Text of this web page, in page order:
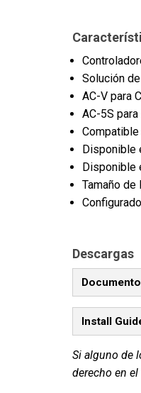
Solución
AC-V para
AC-5S
Disponible
Disponible
Tamaño de
Descargas
Install
Si alguno de
derecho en